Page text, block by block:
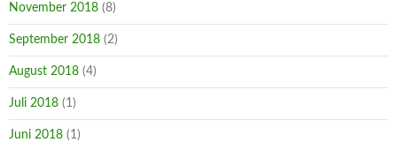
November 2018 (8)
September 2018 (2)
August 2018 (4)
Juli 2018 (1)
Juni 2018 (1)